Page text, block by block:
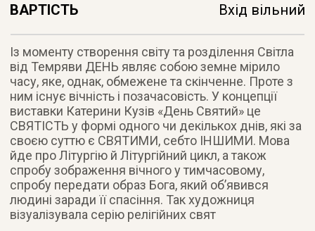
ВАРТІСТЬ Вхід вільний
Із моменту створення світу та розділення Світла
від Темряви ДЕНЬ являє собою земне мірило
часу, яке, однак, обмежене та скінченне. Проте з
ним існує вічність і позачасовість. У концепції
виставки Катерини Кузів «День Святий» це
СВЯТІСТЬ у формі одного чи декількох днів, які за
своєю суттю є СВЯТИМИ, себто ІНШИМИ. Мова
йде про Літургію й Літургійний цикл, а також
спробу зображення вічного у тимчасовому,
спробу передати образ Бога, який об’явився
людині заради її спасіння. Так художниця
візуалізувала серію релігійних свят